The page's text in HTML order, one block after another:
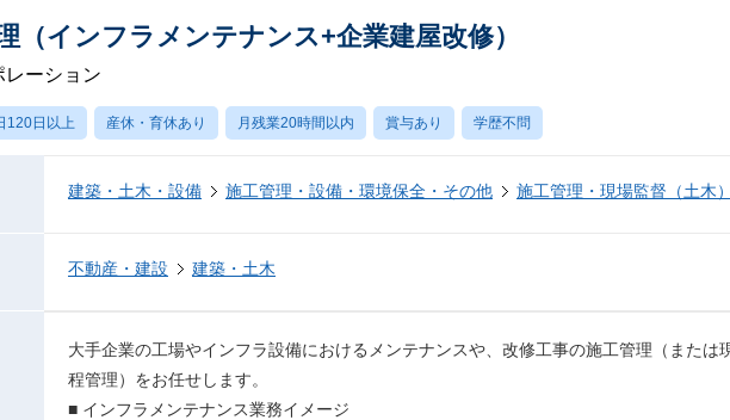
（インフラメンテナンス+企業建屋改修）
ーション
120日以上 産休・育休あり 月残業20時間以内 賞与あり 学歴不問
建築・土木・設備 施工管理・設備・環境保全・その他 施工管理・現場監督（土木）
不動産・建設 建築・土木
大手企業の工場やインフラ設備におけるメンテナンスや、改修工事の施工管理（または
程管理）をお任せします。
■ インフラメンテナンス業務イメージ